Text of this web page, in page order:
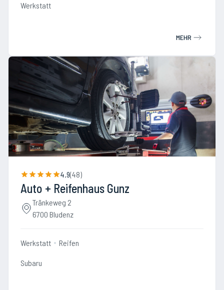
Werkstatt
MEHR
4.9(48)
Auto + Reifenhaus Gunz
Tränkeweg 2
6700 Bludenz
Werkstatt Reifen
Subaru